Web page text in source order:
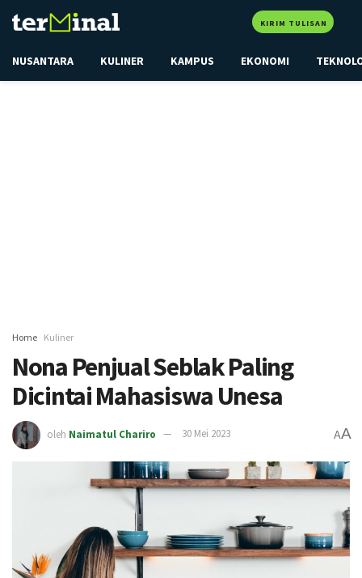
KIRIM TULISAN
NUSANTARA KULINER KAMPUS EKONOMI
Home Kuliner
Nona Penjual Seblak Paling
Dicintai Mahasiswa Unesa
oleh Naimatul Chariro 30 Mei 2023 AA